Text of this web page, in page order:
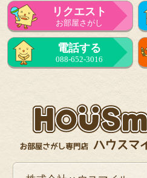
リクエスト
お部屋さがし
電話する
088-652-3016